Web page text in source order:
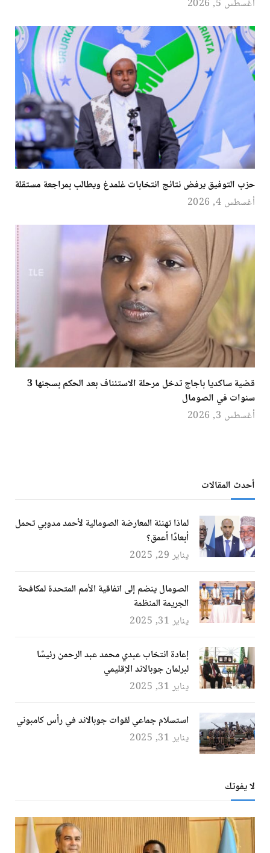
أغسطس 5, 2026
حزب التوفيق يرفض نتائج انتخابات غلمدغ ويطالب بمراجعة مستقلة
أغسطس 4, 2026
قضية ساكديا باجاج تدخل مرحلة الاستئناف بعد الحكم بسجنها 3
سنوات في الصومال
أغسطس 3, 2026
أحدث المقالات
لماذا تهنئة المعارضة الصومالية لأحمد مدوبي تحمل
أبعادًا أعمق؟
يناير 29, 2025
الصومال ينضم إلى اتفاقية الأمم المتحدة لمكافحة
الجريمة المنظمة
يناير 31, 2025
إعادة انتخاب عبدي محمد عبد الرحمن رئيسًا
لبرلمان جوبالاند الإقليمي
يناير 31, 2025
استسلام جماعي لقوات جوبالاند في رأس كامبوني
يناير 31, 2025
لا يفوتك